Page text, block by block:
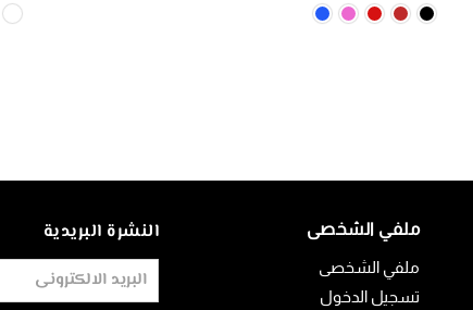
ملفي الشخصى
ملفي الشخصى
تسجيل الدخول
النشرة البريدية